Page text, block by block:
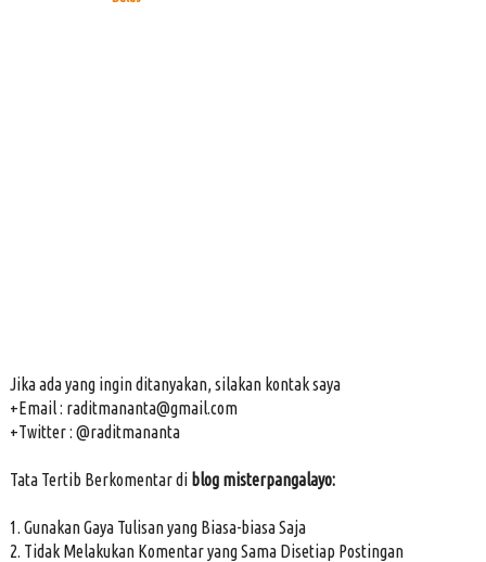
Jika ada yang ingin ditanyakan, silakan kontak saya
+Email : raditmananta@gmail.com
+Twitter : @raditmananta
Tata Tertib Berkomentar di blog misterpangalayo:
1. Gunakan Gaya Tulisan yang Biasa-biasa Saja
2. Tidak Melakukan Komentar yang Sama Disetiap Postingan